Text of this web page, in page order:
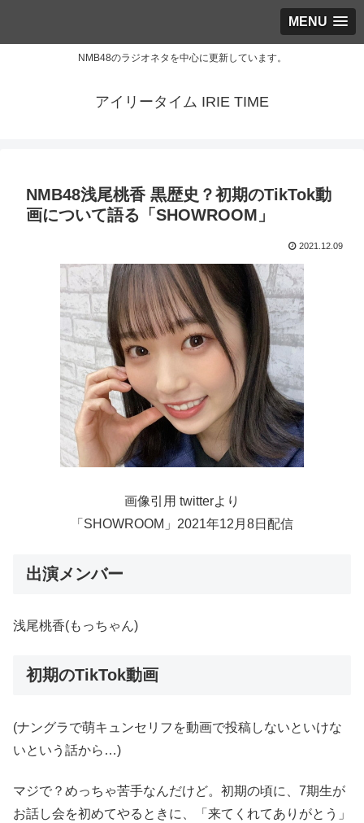
MENU
NMB48のラジオネタを中心に更新しています。
アイリータイム IRIE TIME
NMB48浅尾桃香 黒歴史？初期のTikTok動
画について語る「SHOWROOM」
2021.12.09
画像引用 twitterより
「SHOWROOM」2021年12月8日配信
出演メンバー
浅尾桃香(もっちゃん)
初期のTikTok動画
(ナングラで萌キュンセリフを動画で投稿しないといけな
いという話から…)
マジで？めっちゃ苦手なんだけど。初期の頃に、7期生が
お話し会を初めてやるときに、「来てくれてありがとう」